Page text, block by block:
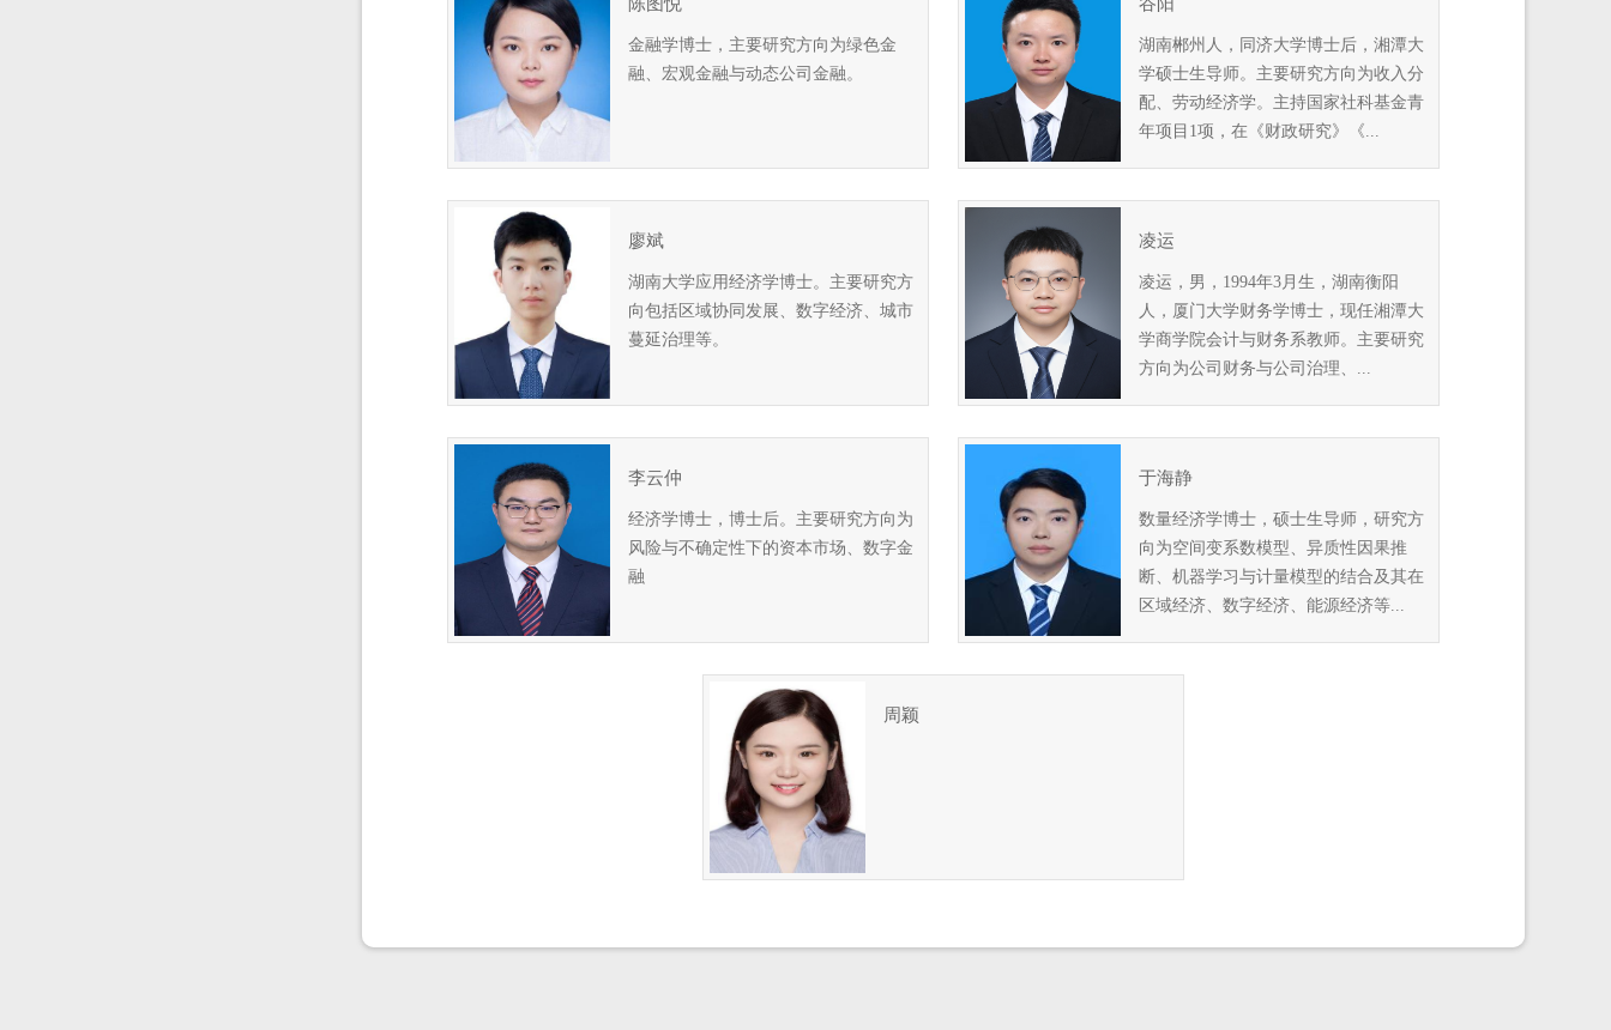
金融学博士，主要研究方向为绿色金
融、宏观金融与动态公司金融。
湖南郴州人，同济大学博士后，湘潭大
学硕士生导师。主要研究方向为收入分
配、劳动经济学。主持国家社科基金青
年项目1项，在《财政研究》《...
廖斌
湖南大学应用经济学博士。主要研究方
向包括区域协同发展、数字经济、城市
蔓延治理等。
凌运
凌运，男，1994年3月生，湖南衡阳
人，厦门大学财务学博士，现任湘潭大
学商学院会计与财务系教师。主要研究
方向为公司财务与公司治理、...
李云仲
经济学博士，博士后。主要研究方向为
风险与不确定性下的资本市场、数字金
融
于海静
数量经济学博士，硕士生导师，研究方
向为空间变系数模型、异质性因果推
断、机器学习与计量模型的结合及其在
区域经济、数字经济、能源经济等...
周颖